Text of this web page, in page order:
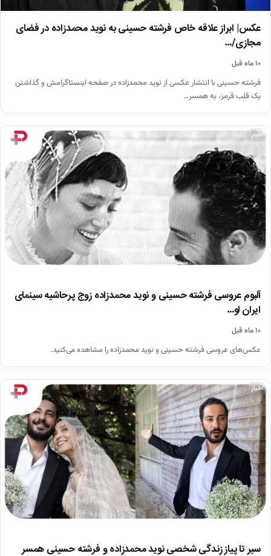
عکس| ابراز علاقه خاص فرشته حسینی به نوید محمدزاده در فضای
مجازی/…
۱۰ ماه قبل
فرشته حسینی با انتشار عکسی از نوید محمدزاده در صفحه اینستاگرامش و گذاشتن
یک قلب قرمز، به همسر…
اخبار
آلبوم عروسی فرشته حسینی و نوید محمدزاده زوج پرحاشیه سینمای
ایران لو…
۱۰ ماه قبل
عکس‌های عروسی فرشته حسینی و نوید محمدزاده را مشاهده می‌کنید.
اخبار
سیر تا پیاز زندگی شخصی نوید محمدزاده و فرشته حسینی همسر